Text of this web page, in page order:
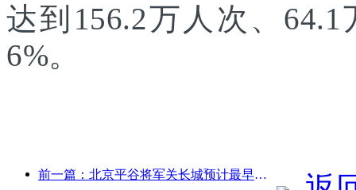
达到156.2万人次、
6%。
前一篇：北京平谷将军关长城预计最早于2026年底开门迎客